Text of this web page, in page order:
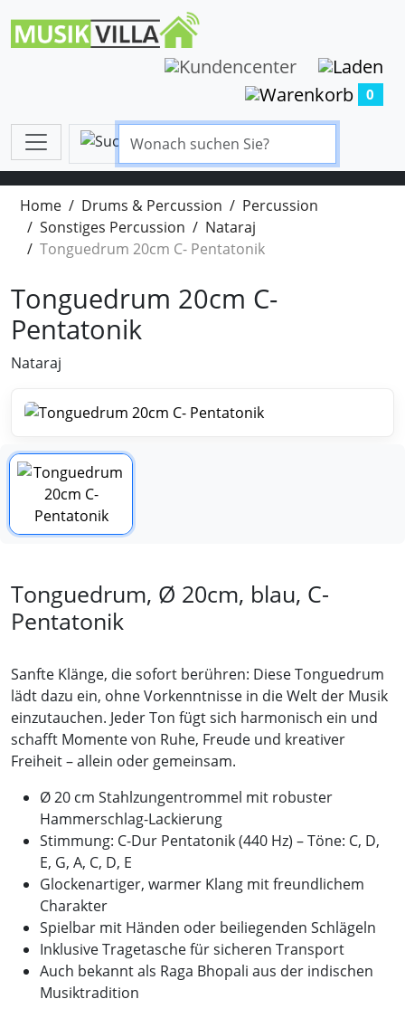
0
Home Drums & Percussion
Percussion
Sonstiges Percussion
Nataraj
Tonguedrum 20cm C- Pentatonik
Tonguedrum 20cm C-
Pentatonik
Nataraj
Tonguedrum, Ø 20cm, blau, C-
Pentatonik
Sanfte Klänge, die sofort berühren: Diese Tonguedrum
lädt dazu ein, ohne Vorkenntnisse in die Welt der Musik
einzutauchen. Jeder Ton fügt sich harmonisch ein und
schafft Momente von Ruhe, Freude und kreativer
Freiheit – allein oder gemeinsam.
Ø 20 cm Stahlzungentrommel mit robuster
Hammerschlag-Lackierung
Stimmung: C-Dur Pentatonik (440 Hz) – Töne: C, D,
E, G, A, C, D, E
Glockenartiger, warmer Klang mit freundlichem
Charakter
Spielbar mit Händen oder beiliegenden Schlägeln
Inklusive Tragetasche für sicheren Transport
Auch bekannt als Raga Bhopali aus der indischen
Musiktradition